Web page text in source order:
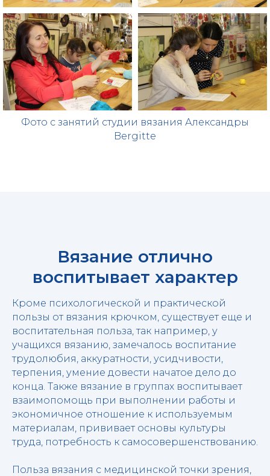
Фото с занятий студии вязания Александры
Bergitte
Вязание отлично
воспитывает характер
Кроме психологической и практической
пользы от вязания крючком, существует еще и
воспитательная польза, так например, у
учащихся вязанию, замечалось воспитание
трудолюбия, аккуратности, усидчивости,
терпения, умение довести начатое дело до
конца. Также вязание в группах воспитывает
взаимопомощь при выполнении работы и
экономичное отношение к используемым
материалам, прививает основы культуры
труда, потребность к самосовершенствованию.
Польза вязания с медицинской точки зрения,